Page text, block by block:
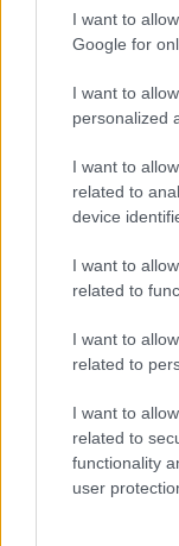
I want to
Google for
I want to
personalized
I want to
related to
device
I want to
related to
I want to
related to
I want to
related to
functionality
user
Η πρόεδρος
δύο κομματικά
που «απλώς